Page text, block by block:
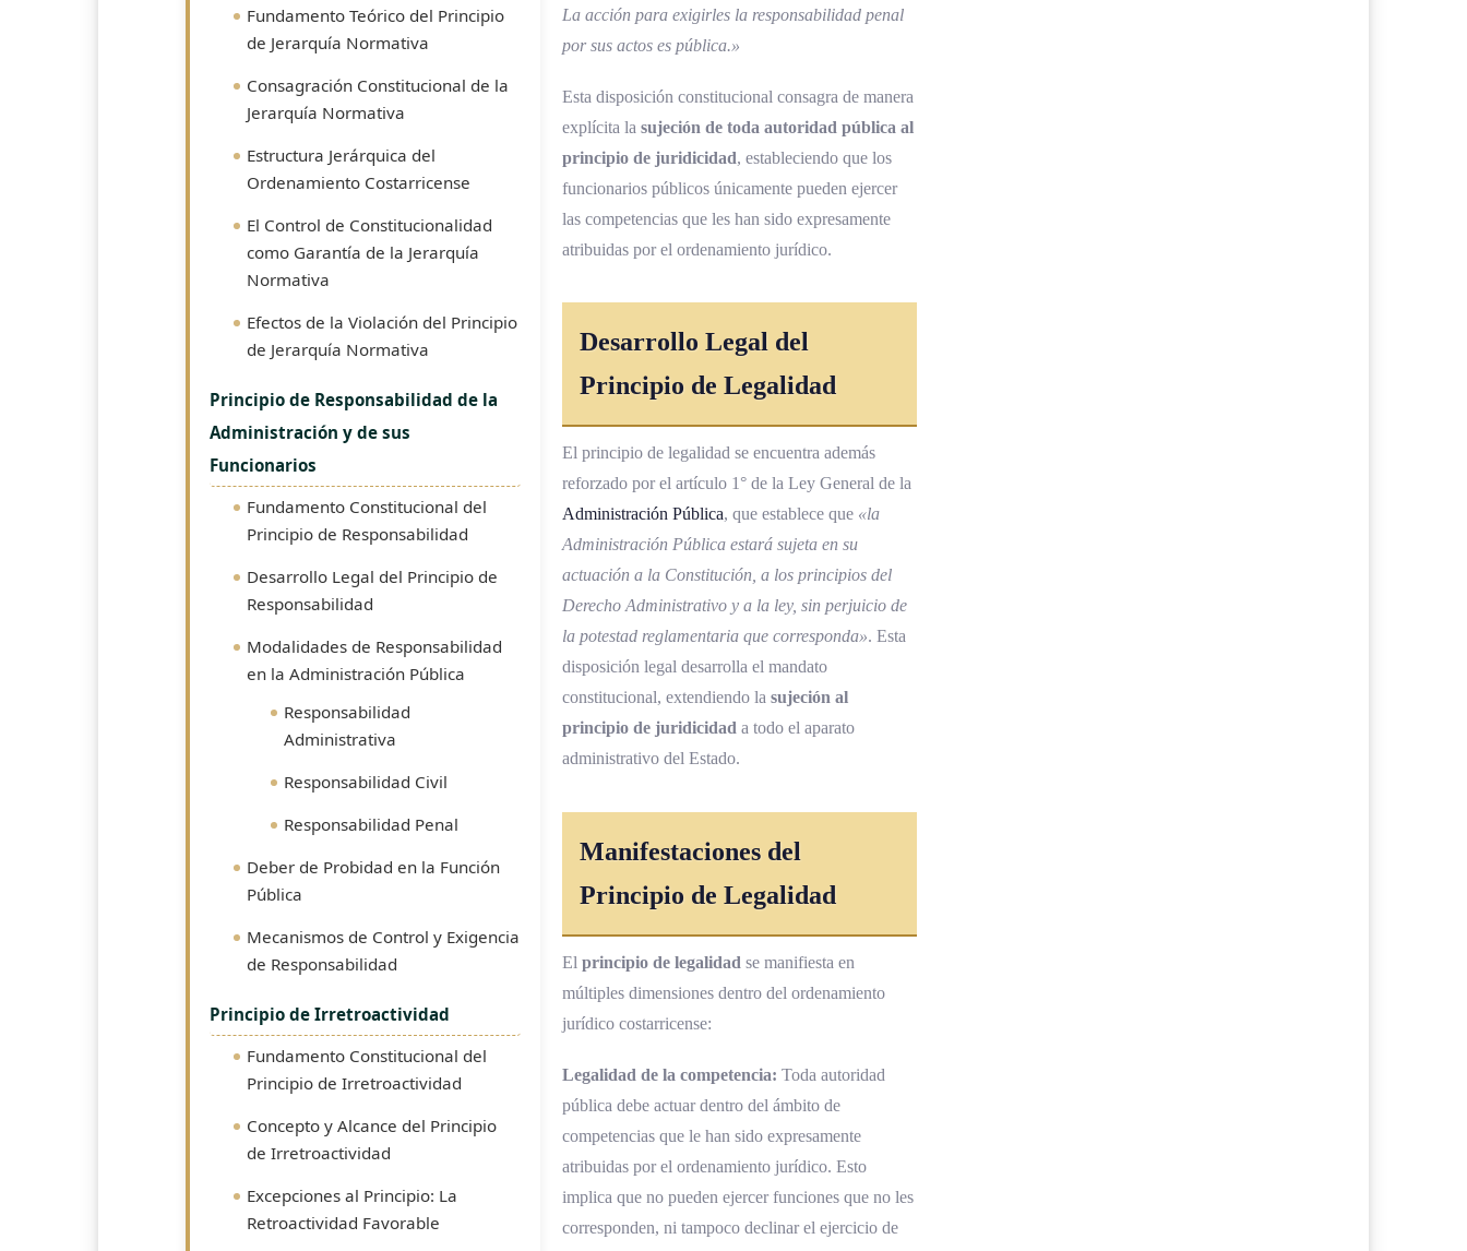
Fundamento Teórico del Principio
de Jerarquía Normativa
Consagración Constitucional de la
Jerarquía Normativa
Estructura Jerárquica del
Ordenamiento Costarricense
El Control de Constitucionalidad
como Garantía de la Jerarquía
Normativa
Efectos de la Violación del Principio
de Jerarquía Normativa
Principio de Responsabilidad de la
Administración y de sus
Funcionarios
Fundamento Constitucional del
Principio de Responsabilidad
Desarrollo Legal del Principio de
Responsabilidad
Modalidades de Responsabilidad
en la Administración Pública
Responsabilidad
Administrativa
Responsabilidad Civil
Responsabilidad Penal
Deber de Probidad en la Función
Pública
Mecanismos de Control y Exigencia
de Responsabilidad
Principio de Irretroactividad
Fundamento Constitucional del
Principio de Irretroactividad
Concepto y Alcance del Principio
de Irretroactividad
Excepciones al Principio: La
Retroactividad Favorable
La acción para exigirles la responsabilidad penal
por sus actos es pública.»
Esta disposición constitucional consagra de manera
explícita la sujeción de toda autoridad pública al
principio de juridicidad, estableciendo que los
funcionarios públicos únicamente pueden ejercer
las competencias que les han sido expresamente
atribuidas por el ordenamiento jurídico.
Desarrollo Legal del
Principio de Legalidad
El principio de legalidad se encuentra además
reforzado por el artículo 1° de la Ley General de la
Administración Pública, que establece que «la
Administración Pública estará sujeta en su
actuación a la Constitución, a los principios del
Derecho Administrativo y a la ley, sin perjuicio de
la potestad reglamentaria que corresponda». Esta
disposición legal desarrolla el mandato
constitucional, extendiendo la sujeción al
principio de juridicidad a todo el aparato
administrativo del Estado.
Manifestaciones del
Principio de Legalidad
El principio de legalidad se manifiesta en
múltiples dimensiones dentro del ordenamiento
jurídico costarricense:
Legalidad de la competencia: Toda autoridad
pública debe actuar dentro del ámbito de
competencias que le han sido expresamente
atribuidas por el ordenamiento jurídico. Esto
implica que no pueden ejercer funciones que no les
corresponden, ni tampoco declinar el ejercicio de